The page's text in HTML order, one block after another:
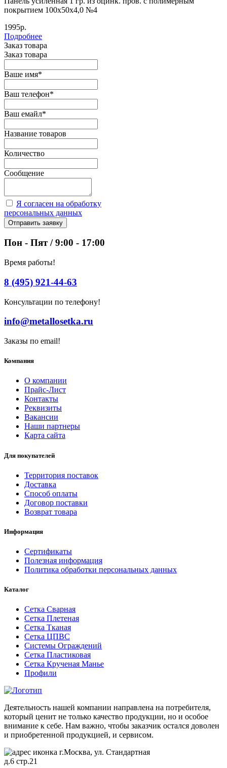
покрытием 100х50х4,0 №4
1995р.
Подробнее
Заказ товара
Заказ товара
Ваше имя*
Ваш телефон*
Ваш емайл*
Название товаров
Количество
Сообщение
Я согласен на обработку
персональных данных
Отправить заявку
Пон - Пят / 9:00 - 17:00
Время работы!
8 (495) 921-44-63
Консультации по телефону!
info@metallosetka.ru
Заказы по email!
Компания
О компании
Прайс-Лист
Контакты
Реквизиты
Вакансии
Наши партнеры
Карта сайта
Для покупателей
Территория поставок
Доставка
Способ оплаты
Договор поставки
Возврат товара
Информация
Сертификаты
Полезная информация
Политика обработки персональных данных
Каталог
Сетка Сварная
Сетка Плетеная
Сетка Тканая
Сетка ЦПВС
Системы Ограждений
Сетка Пластиковая
Сетка Крученая Манье
Профили
Деятельность нашей компании направлена на потребителя,
который ценит не только качество продукции, но и особое
внимание к себе. Нам важно, чтобы заказчик остался доволен
и приобретенной продукцией, и сервисом.
г.Москва, ул. Стандартная
д.6 стр.21